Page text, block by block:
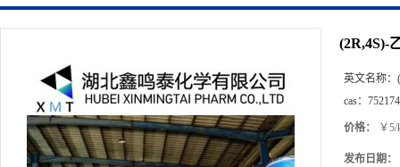
(2R,4S)-
英文名称：
cas：
价格： ￥5/
发布日期：